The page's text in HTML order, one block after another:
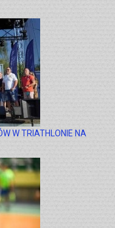
W TRIATHLONIE NA